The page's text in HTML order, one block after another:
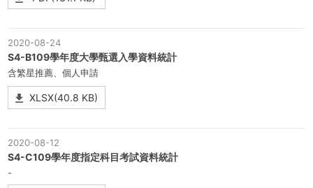
2020-08-24
S4-B109學年度大學甄選入學資料統計
含繁星推薦、個人申請
XLSX(40.8 KB)
2020-08-12
S4-C109學年度指定科目考試資料統計
-